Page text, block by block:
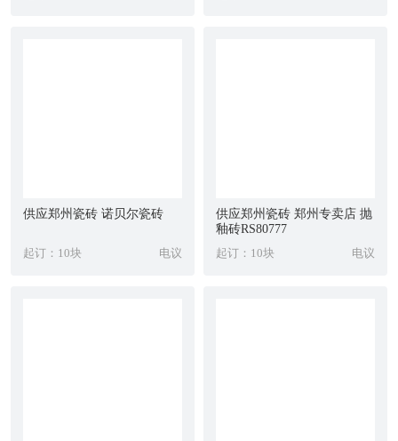
供应郑州瓷砖 诺贝尔瓷砖
起订：10块 电议
供应郑州瓷砖 郑州专卖店 抛
釉砖RS80777
起订：10块 电议